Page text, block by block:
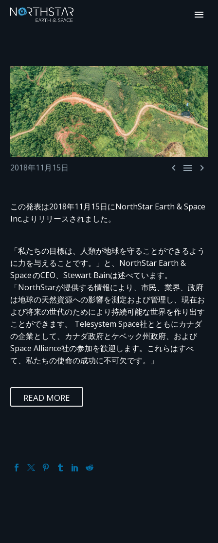
  
2018年11月15日
この発表は2018年11月15日にNorthStar Earth & Space
Inc.よりリリースされました。
「私たちの目標は、人類が地球を守ることができるよう
に力を与えることです。」と、NorthStar Earth &
Space のCEO、Stewart Bainは述べています。
「NorthStarが提供する情報により、市民、業界、政府
は地球の天然資源への影響を測定および管理し、現在お
よび将来の世代のためにより持続可能な世界を作り出す
ことができます。 Telesystem Space社とともにカナダ
の企業として、カナダ政府とケベック州政府、および
Space Alliance社の参加を歓迎します。これらはすべ
て、私たちの使命の成功に不可欠です。」
READ MORE